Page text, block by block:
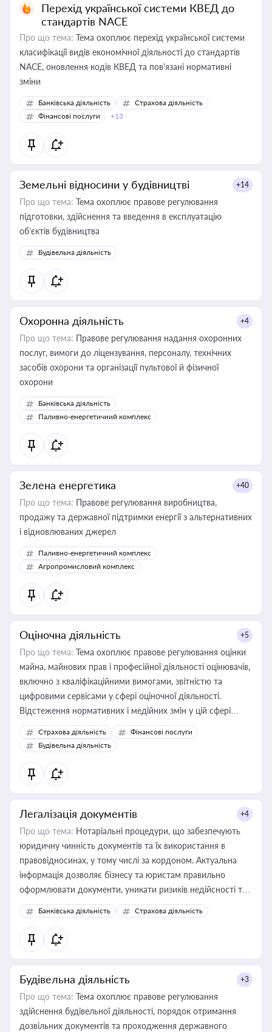
Перехід української системи КВЕД до
стандартів NACE
Про що тема: Тема охоплює перехід української системи
класифікації видів економічної діяльності до стандартів
NACE, оновлення кодів КВЕД та пов'язані нормативні
зміни
Банківська діяльність
Страхова діяльність
Фінансові послуги
+13
Земельні відносини у будівництві +14
Про що тема: Тема охоплює правове регулювання
підготовки, здійснення та введення в експлуатацію
об’єктів будівництва
Будівельна діяльність
Охоронна діяльність +4
Про що тема: Правове регулювання надання охоронних
послуг, вимоги до ліцензування, персоналу, технічних
засобів охорони та організації пультової й фізичної
охорони
Банківська діяльність
Паливно-енергетичний комплекс
Зелена енергетика +40
Про що тема: Правове регулювання виробництва,
продажу та державної підтримки енергії з альтернативних
і відновлюваних джерел
Паливно-енергетичний комплекс
Агропромисловий комплекс
Оціночна діяльність +5
Про що тема: Тема охоплює правове регулювання оцінки
майна, майнових прав і професійної діяльності оцінювачів,
включно з кваліфікаційними вимогами, звітністю та
цифровими сервісами у сфері оціночної діяльності.
Відстеження нормативних і медійних змін у цій сфері
корисне для власника бізнесу, керівника, юриста або
бухгалтера під час оподаткування, приватизації, оренди
державного майна, корпоративних угод і перевірки
статусу суб'єктів оціночної діяльності
Страхова діяльність
Фінансові послуги
Будівельна діяльність
Легалізація документів +4
Про що тема: Нотаріальні процедури, що забезпечують
юридичну чинність документів та їх використання в
правовідносинах, у тому числі за кордоном. Актуальна
інформація дозволяє бізнесу та юристам правильно
оформлювати документи, уникати ризиків недійсності та
забезпечувати їх належне прийняття органами влади та
контрагентами
Банківська діяльність Страхова діяльність
Будівельна діяльність +3
Про що тема: Тема охоплює правове регулювання
здійснення будівельної діяльності, порядок отримання
дозвільних документів та проходження державного